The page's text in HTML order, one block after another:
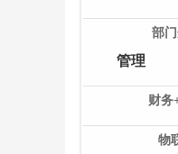
部
管理
财务
物